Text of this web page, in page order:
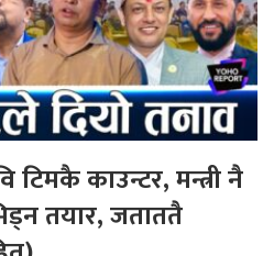
टिमकै काउन्टर, मन्त्री नै
तयार, जताततै